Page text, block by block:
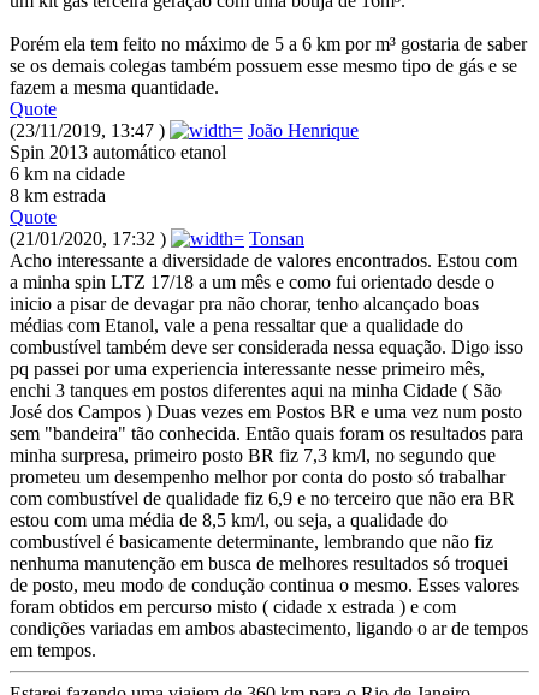
Porém ela tem feito no máximo de 5 a 6 km por m³ gostaria de saber
se os demais colegas também possuem esse mesmo tipo de gás e se
fazem a mesma quantidade.
Quote
(23/11/2019, 13:47 )
João Henrique
Spin 2013 automático etanol
6 km na cidade
8 km estrada
Quote
(21/01/2020, 17:32 )
Tonsan
Acho interessante a diversidade de valores encontrados. Estou com
a minha spin LTZ 17/18 a um mês e como fui orientado desde o
inicio a pisar de devagar pra não chorar, tenho alcançado boas
médias com Etanol, vale a pena ressaltar que a qualidade do
combustível também deve ser considerada nessa equação. Digo isso
pq passei por uma experiencia interessante nesse primeiro mês,
enchi 3 tanques em postos diferentes aqui na minha Cidade ( São
José dos Campos ) Duas vezes em Postos BR e uma vez num posto
sem "bandeira" tão conhecida. Então quais foram os resultados para
minha surpresa, primeiro posto BR fiz 7,3 km/l, no segundo que
prometeu um desempenho melhor por conta do posto só trabalhar
com combustível de qualidade fiz 6,9 e no terceiro que não era BR
estou com uma média de 8,5 km/l, ou seja, a qualidade do
combustível é basicamente determinante, lembrando que não fiz
nenhuma manutenção em busca de melhores resultados só troquei
de posto, meu modo de condução continua o mesmo. Esses valores
foram obtidos em percurso misto ( cidade x estrada ) e com
condições variadas em ambos abastecimento, ligando o ar de tempos
em tempos.